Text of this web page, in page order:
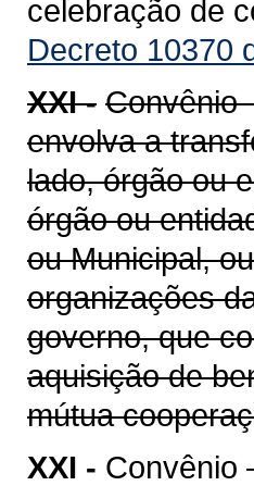
celebração de
Decreto 10370
XXI - Convênio
envolva a
lado, órgão ou
órgão ou
ou Municipal,
organizações
governo, que
aquisição de
mútua
XXI - Convênio